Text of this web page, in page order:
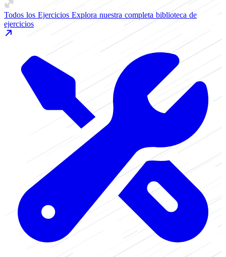
Todos los Ejercicios Explora nuestra completa biblioteca de
ejercicios